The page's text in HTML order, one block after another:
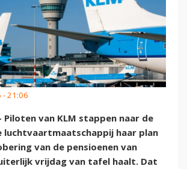
21:06
- Piloten van KLM stappen naar de
luchtvaartmaatschappij haar plan
van de pensioenen van
vrijdag van tafel haalt. Dat